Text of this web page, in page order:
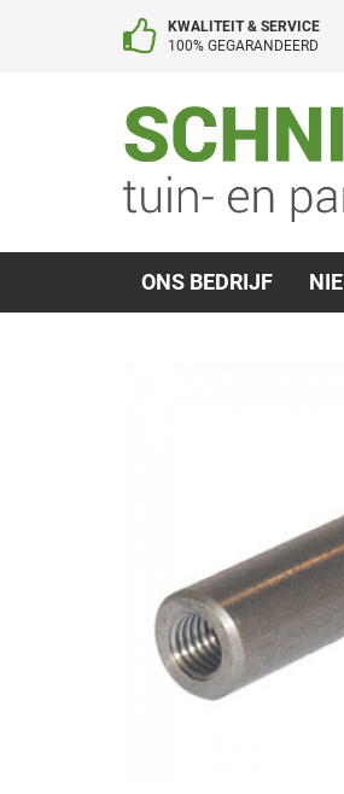
KWALITEIT & SERVICE
100% GEGARANDEERD
ONS BEDRIJF